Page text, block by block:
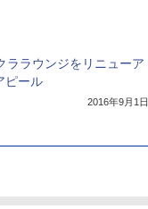
ララウンジをリニューア
ピール
2016年9月1日